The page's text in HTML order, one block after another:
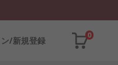
ン/新規登録
0